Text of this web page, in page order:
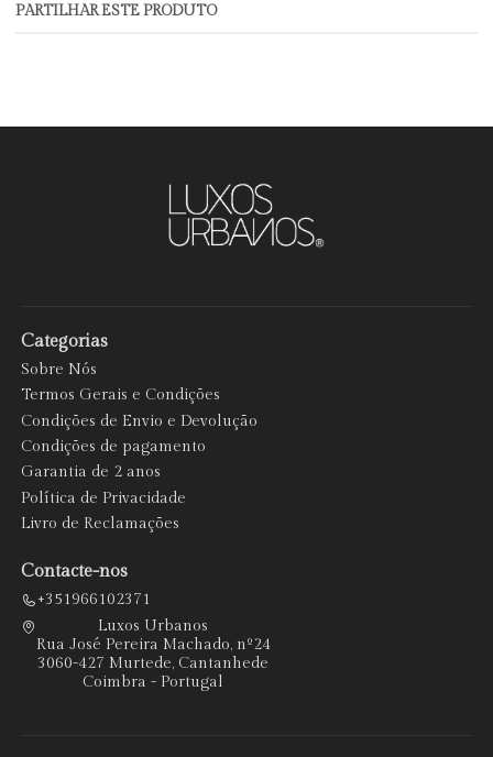
PARTILHAR ESTE PRODUTO
Categorias
Sobre Nós
Termos Gerais e Condições
Condições de Envio e Devolução
Condições de pagamento
Garantia de 2 anos
Política de Privacidade
Livro de Reclamações
Contacte-nos
+351966102371
Luxos Urbanos
Rua José Pereira Machado, nº24
3060-427 Murtede, Cantanhede
Coimbra - Portugal